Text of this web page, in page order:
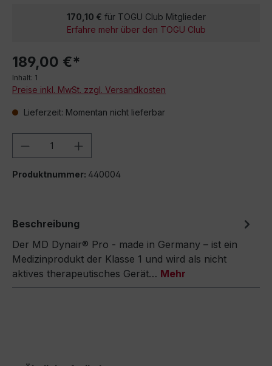
170,10 € für TOGU Club Mitglieder
Erfahre mehr über den TOGU Club
189,00 €*
Inhalt: 1
Preise inkl. MwSt. zzgl. Versandkosten
Lieferzeit: Momentan nicht lieferbar
Produkt Anzahl: Gib den
Produktnummer: 440004
Beschreibung
Der MD Dynair® Pro - made in Germany – ist ein
Medizinprodukt der Klasse 1 und wird als nicht
aktives therapeutisches Gerät… Mehr